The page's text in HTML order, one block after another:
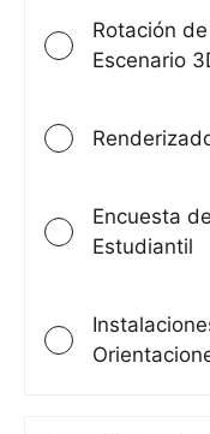
Rotación
Escenario
Encuesta
Estudiantil